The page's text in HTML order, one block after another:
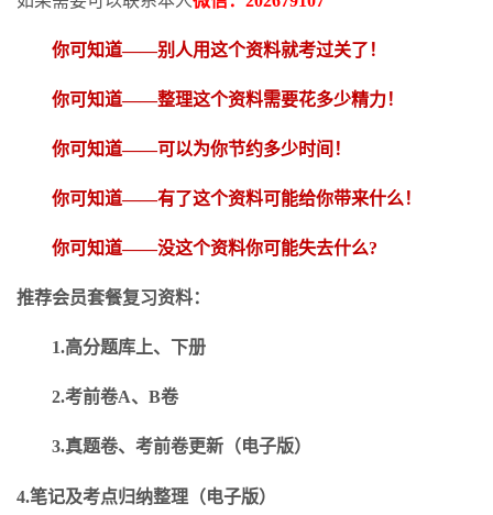
你可知道——别人用这个资料就考过关了！
你可知道——整理这个资料需要花多少精力！
你可知道——可以为你节约多少时间！
你可知道——有了这个资料可能给你带来什么！
你可知道——没这个资料你可能失去什么?
推荐会员套餐复习资料：
1.高分题库上、下册
2.考前卷A、B卷
3.真题卷、考前卷更新（电子版）
4.笔记及考点归纳整理（电子版）